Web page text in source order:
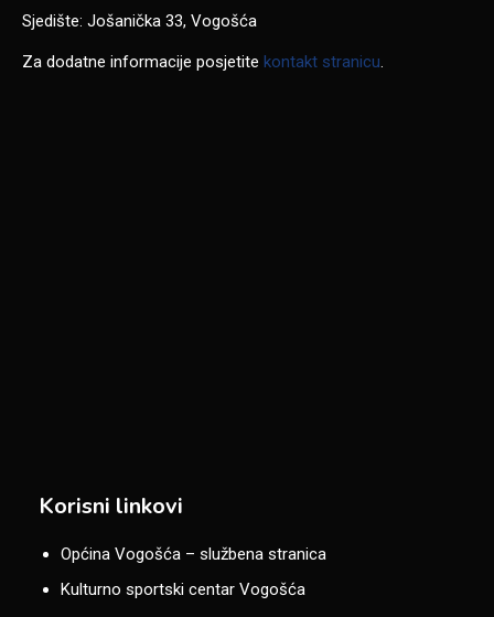
Sjedište: Jošanička 33, Vogošća
Za dodatne informacije posjetite kontakt stranicu
Korisni linkovi
Općina Vogošća – službena stranica
Kulturno sportski centar Vogošća